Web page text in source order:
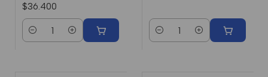
$36.400
Cantidad Cantidad